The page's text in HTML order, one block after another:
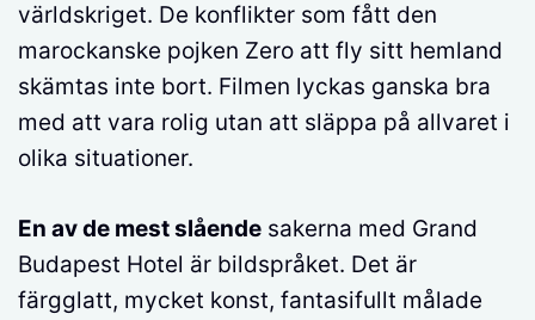
världskriget. De konflikter som fått den
marockanske pojken Zero att fly sitt hemland
skämtas inte bort. Filmen lyckas ganska bra
med att vara rolig utan att släppa på allvaret i
olika situationer.
En av de mest slående sakerna med Grand
Budapest Hotel är bildspråket. Det är
färgglatt, mycket konst, fantasifullt målade